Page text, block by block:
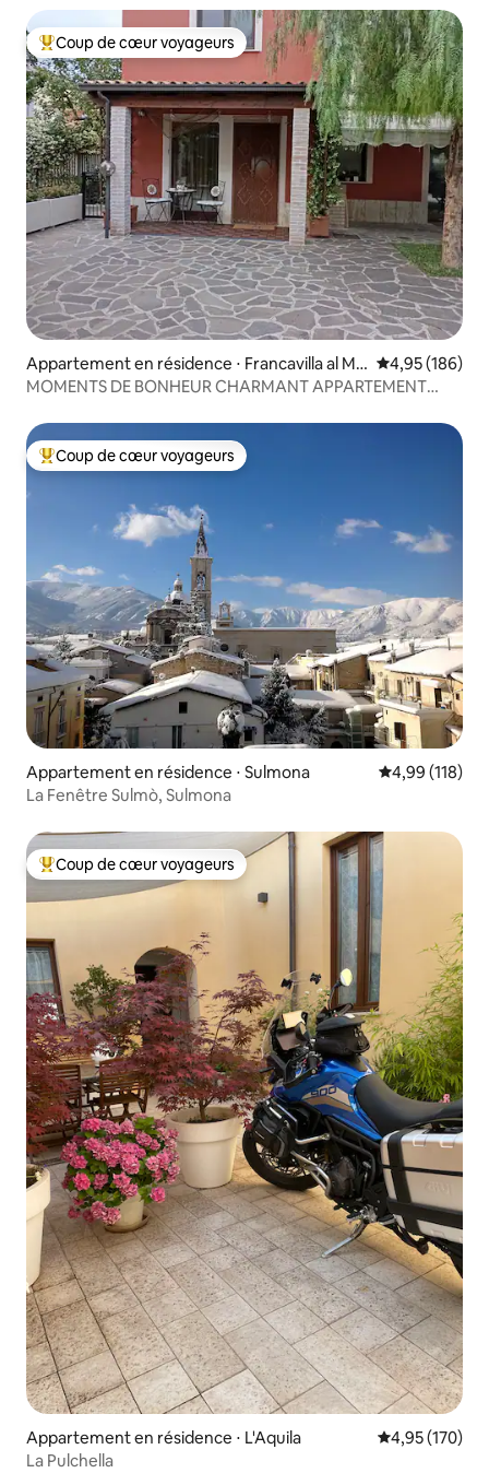
Coups de cœur voyageurs les plus appréciés
Coup de cœur voyageurs
Appartement en résidence ⋅ Francavilla al Ma
re
Évaluation
4,95 (186)
MOMENTS DE BONHEUR CHARMANT APPARTEMENT
Coups de cœur voyageurs les plus appréciés
Coup de cœur voyageurs
Appartement en résidence ⋅ Sulmona Évaluation
4,99 (118)
La Fenêtre Sulmò, Sulmona
Coups de cœur voyageurs les plus appréciés
Coup de cœur voyageurs
Appartement en résidence ⋅ L'Aquila Évaluation
4,95 (170)
La Pulchella